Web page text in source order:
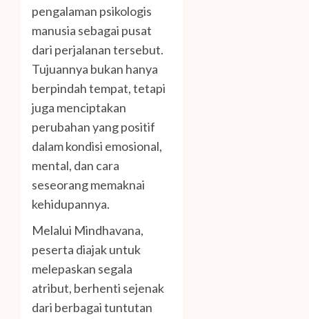
pengalaman psikologis
manusia sebagai pusat
dari perjalanan tersebut.
Tujuannya bukan hanya
berpindah tempat, tetapi
juga menciptakan
perubahan yang positif
dalam kondisi emosional,
mental, dan cara
seseorang memaknai
kehidupannya.
Melalui Mindhavana,
peserta diajak untuk
melepaskan segala
atribut, berhenti sejenak
dari berbagai tuntutan